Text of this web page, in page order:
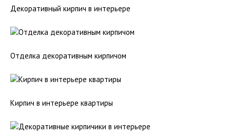
Декоративный кирпич в интерьере
Отделка декоративным кирпичом
Кирпич в интерьере квартиры